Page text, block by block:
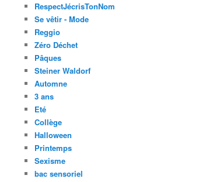
RespectJécrisTonNom
Se vêtir - Mode
Reggio
Zéro Déchet
Pâques
Steiner Waldorf
Automne
3 ans
Eté
Collège
Halloween
Printemps
Sexisme
bac sensoriel